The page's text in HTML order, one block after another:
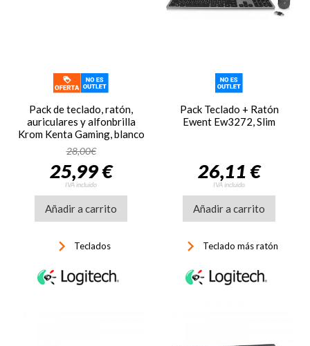
Pack de teclado, ratón,
auriculares y alfonbrilla
Krom Kenta Gaming, blanco
28,00€
25,99 €
IVA incluido
Añadir a carrito
keyboard_arrow_right Teclados
Pack Teclado + Ratón
Ewent Ew3272, Slim
26,11 €
IVA incluido
Añadir a carrito
keyboard_arrow_right Teclado más ratón